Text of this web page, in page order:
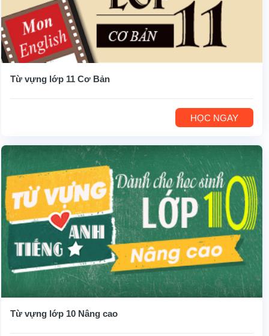
Từ vựng lớp 11 Cơ Bản
HỌC NGAY
Từ vựng lớp 10 Nâng cao